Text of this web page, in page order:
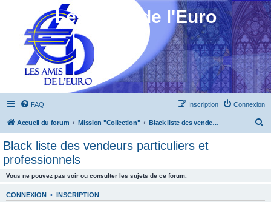
Les Amis de l'Euro
FAQ Connexion
Inscription
Accueil du forum Mission "Collection" Black liste des vendeurs particuliers et professionnels
Black liste des vendeurs particuliers et
professionnels
Vous ne pouvez pas voir ou consulter les sujets de ce forum.
CONNEXION • INSCRIPTION